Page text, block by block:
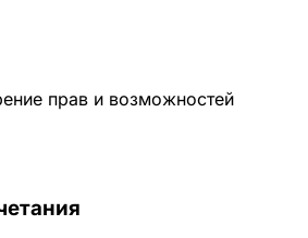
прав и возможностей